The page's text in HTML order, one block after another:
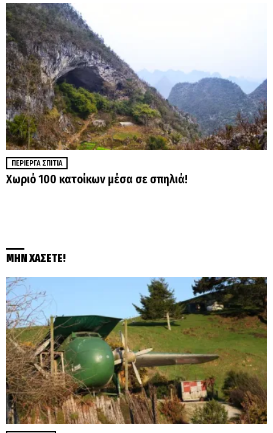
ΠΕΡΊΕΡΓΑ ΣΠΊΤΙΑ
Χωριό 100 κατοίκων μέσα σε σπηλιά!
ΜΗΝ ΧΑΣΕΤΕ!